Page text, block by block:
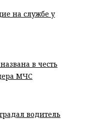
на службе у
в честь
МЧС
водитель